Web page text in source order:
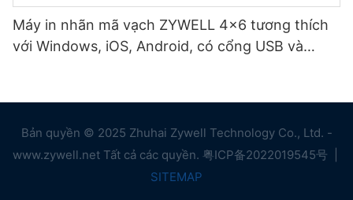
Máy in nhãn mã vạch ZYWELL 4x6 tương thích
với Windows, iOS, Android, có cổng USB và
Bản quyền © 2025 Zhuhai Zywell Technology Co., Ltd. -
www.zywell.net Tất cả các quyền. 粤ICP备2022019545号
SITEMAP